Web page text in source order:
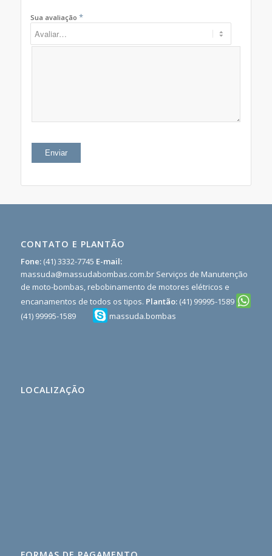
Sua avaliação *
CONTATO E PLANTÃO
Fone:(41) 3332-7745 E-mail:
massuda@massudabombas.com.brServiços de Manutenção
de moto-bombas, rebobinamento de motores elétricos e
encanamentos de todos os tipos. Plantão:(41) 99995-1589
(41) 99995-1589
massuda.bombas
toto
LOCALIZAÇÃO